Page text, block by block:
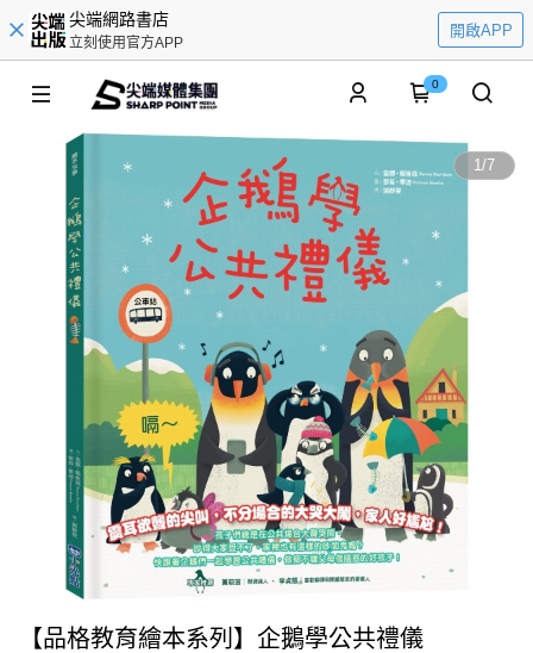
尖端網路書店
立刻使用官方APP
開啟APP
0
1/7
【品格教育繪本系列】企鵝學公共禮儀